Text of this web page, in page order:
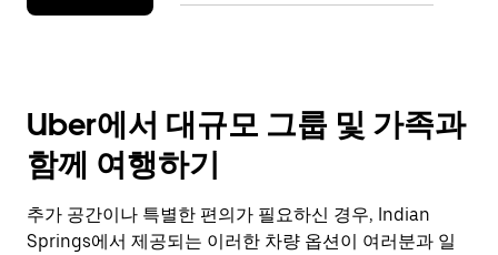
Uber에서 대규모 그룹 및 가족과
함께 여행하기
추가 공간이나 특별한 편의가 필요하신 경우, Indian
Springs에서 제공되는 이러한 차량 옵션이 여러분과 일